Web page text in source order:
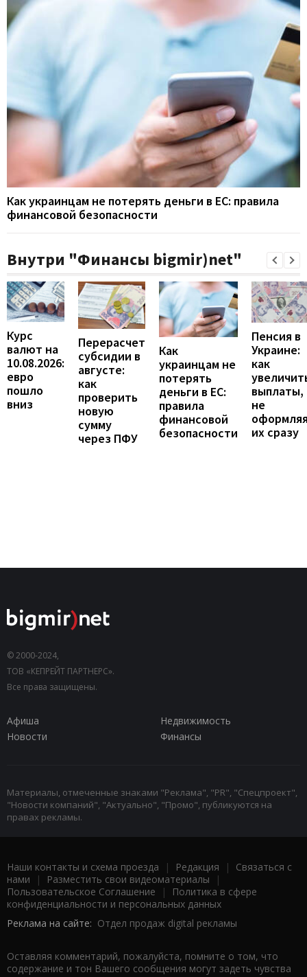
Как украинцам не потерять деньги в ЕС: правила
финансовой безопасности
Внутри "Финансы bigmir)net"
Курс
валют на
10.08.2026:
евро
пошло
вниз
Перерасчет
субсидии в
августе:
как
проверить
новую
сумму
через ПФУ
Как
украинцам не
потерять
деньги в ЕС:
правила
финансовой
безопасности
Пенсия в
Украине:
как
выплаты,
не
их сразу
© 2000-2024,
ТОВ «КЕПРЕЙТ ПАРТНЕРС».
Все права защищены.
Афиша
Недвижимость
Новости
Финансы
Материалы, отмеченные знаками "Реклама", "PR", "Спецпроект",
"Новости компаний", "Актуально", "Промо", публикуются на
правах рекламы.
Наши контакты и схема проезда | Редакция | Связаться с
нами | Разместить свои видеоматериалы |
Пользовательское Соглашение |
Политика в сфере
конфиденциальности и персональных данных
Реклама на сайте: Отдел продаж digital рекламы
Оставляя комментарий, пожалуйста, помните о том, что
содержание и тон Вашего сообщения могут задеть чувства